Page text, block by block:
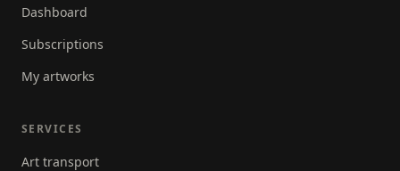
Dashboard
Subscriptions
My artworks
SERVICES
Art transport